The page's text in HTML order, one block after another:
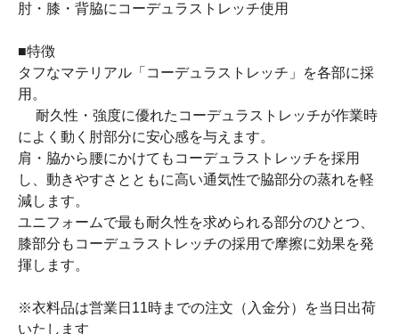
肘・膝・背脇にコーデュラストレッチ使用
■特徴
タフなマテリアル「コーデュラストレッチ」を各部に採
用。
耐久性・強度に優れたコーデュラストレッチが作業時
によく動く肘部分に安心感を与えます。
肩・脇から腰にかけてもコーデュラストレッチを採用
し、動きやすさとともに高い通気性で脇部分の蒸れを軽
減します。
ユニフォームで最も耐久性を求められる部分のひとつ、
膝部分もコーデュラストレッチの採用で摩擦に効果を発
揮します。
※衣料品は営業日11時までの注文（入金分）を当日出荷
いたします